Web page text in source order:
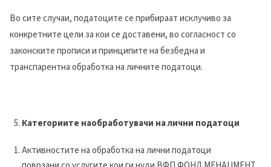
Во сите случаи, податоците се прибираат исклучиво за
конкретните цели за кои се доставени, во согласност со
законските прописи и принципите на безбедна и
транспарентна обработка на личните податоци.
Категориите наобработувачи на лични податоци
Активностите на обработка на лични податоци